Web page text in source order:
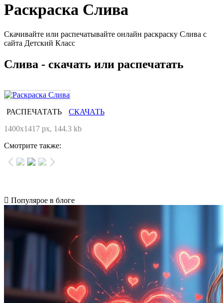
Раскраска Слива
Скачивайте или распечатывайте онлайн раскраску Слива с
сайта Детский Класс
Слива - скачать или распечатать
РАСПЕЧАТАТЬ
СКАЧАТЬ
1400x1417 px, 144.3 kb
Смотрите также:
Популярое в блоге